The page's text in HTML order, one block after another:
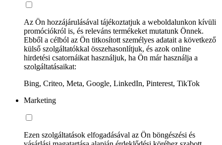
Az Ön hozzájárulásával tájékoztatjuk a weboldalunkon kívüli
promóciókról is, és releváns termékeket mutatunk Önnek.
Ebből a célból az Ön titkosított személyes adatait a következő
külső szolgáltatókkal összehasonlítjuk, és azok online
hirdetési csatornáikat használjuk, ha Ön már használja a
szolgáltatásaikat:
Bing, Criteo, Meta, Google, LinkedIn, Pinterest, TikTok
Marketing
Ezen szolgáltatások elfogadásával az Ön böngészési és